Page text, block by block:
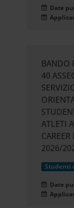
Date
BANDO
40
ATLETI
2026/
Studenti
Date